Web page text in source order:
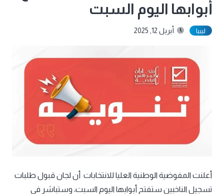
أبوابها اليوم السبت
ليبيا أبريل 12, 2025
أعلنت المفوضية الوطنية العليا للانتخابات أن لجان قبول طلبات
تسجيل الناخبين ستفتح أبوابها اليوم السبت، وستباشر في